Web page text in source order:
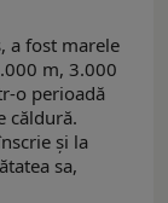
a fost marele
m, 3.000
o perioadă
căldură.
și la
sa,